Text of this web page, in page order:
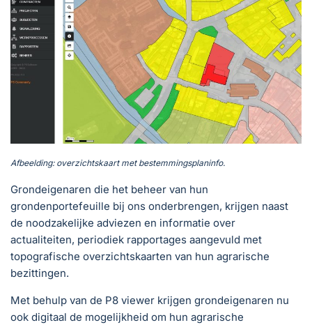
Afbeelding: overzichtskaart met bestemmingsplaninfo.
Grondeigenaren die het beheer van hun
grondenportefeuille bij ons onderbrengen, krijgen naast
de noodzakelijke adviezen en informatie over
actualiteiten, periodiek rapportages aangevuld met
topografische overzichtskaarten van hun agrarische
bezittingen.
Met behulp van de P8 viewer krijgen grondeigenaren nu
ook digitaal de mogelijkheid om hun agrarische